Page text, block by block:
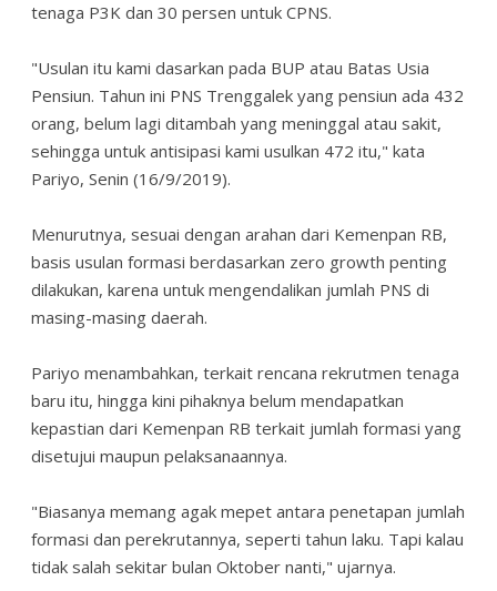
tenaga P3K dan 30 persen untuk CPNS.
"Usulan itu kami dasarkan pada BUP atau Batas Usia
Pensiun. Tahun ini PNS Trenggalek yang pensiun ada 432
orang, belum lagi ditambah yang meninggal atau sakit,
sehingga untuk antisipasi kami usulkan 472 itu," kata
Pariyo, Senin (16/9/2019).
Menurutnya, sesuai dengan arahan dari Kemenpan RB,
basis usulan formasi berdasarkan zero growth penting
dilakukan, karena untuk mengendalikan jumlah PNS di
masing-masing daerah.
Pariyo menambahkan, terkait rencana rekrutmen tenaga
baru itu, hingga kini pihaknya belum mendapatkan
kepastian dari Kemenpan RB terkait jumlah formasi yang
disetujui maupun pelaksanaannya.
"Biasanya memang agak mepet antara penetapan jumlah
formasi dan perekrutannya, seperti tahun laku. Tapi kalau
tidak salah sekitar bulan Oktober nanti," ujarnya.